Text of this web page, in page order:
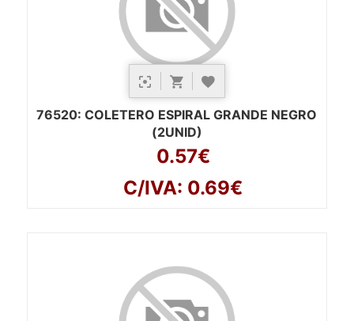
76520: COLETERO ESPIRAL GRANDE NEGRO
(2UNID)
0.57€
C/IVA: 0.69€